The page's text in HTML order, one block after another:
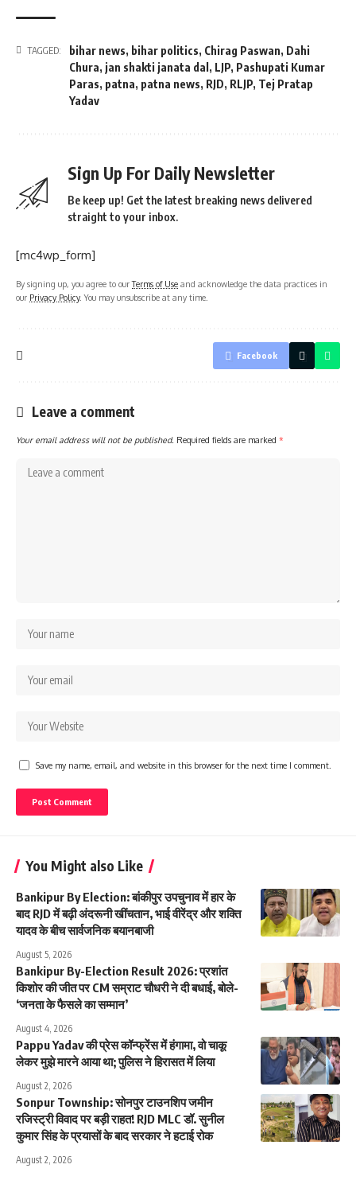
TAGGED: bihar news, bihar politics, Chirag Paswan, Dahi
Chura, jan shakti janata dal , LJP, Pashupati Kumar
Paras, patna, patna news, RJD, RLJP, Tej Pratap
Yadav
Sign Up For Daily Newsletter
Be keep up! Get the latest breaking news delivered
straight to your inbox.
[mc4wp_form]
By signing up, you agree to ourTerms of Use and acknowledge the data practices in
our Privacy Policy. You may unsubscribe at any time.
Facebook
Leave a comment
Your email address will not be published. Required fields are marked *
Save my name, email, and website in this browser for the next time I comment.
You Might also Like
Bankipur By Election: बांकीपुर उपचुनाव में हार के
बाद RJD में बढ़ी अंदरूनी खींचतान, भाई वीरेंद्र और शक्ति
यादव के बीच सार्वजनिक बयानबाजी
August 5, 2026
Bankipur By-Election Result 2026: प्रशांत
किशोर की जीत पर CM सम्राट चौधरी ने दी बधाई, बोले-
‘जनता के फैसले का सम्मान’
August 4, 2026
Pappu Yadav की प्रेस कॉन्फ्रेंस में हंगामा, वो चाकू
लेकर मुझे मारने आया था; पुलिस ने हिरासत में लिया
August 2, 2026
Sonpur Township: सोनपुर टाउनशिप जमीन
रजिस्ट्री विवाद पर बड़ी राहत! RJD MLC डॉ. सुनील
कुमार सिंह के प्रयासों के बाद सरकार ने हटाई रोक
August 2, 2026